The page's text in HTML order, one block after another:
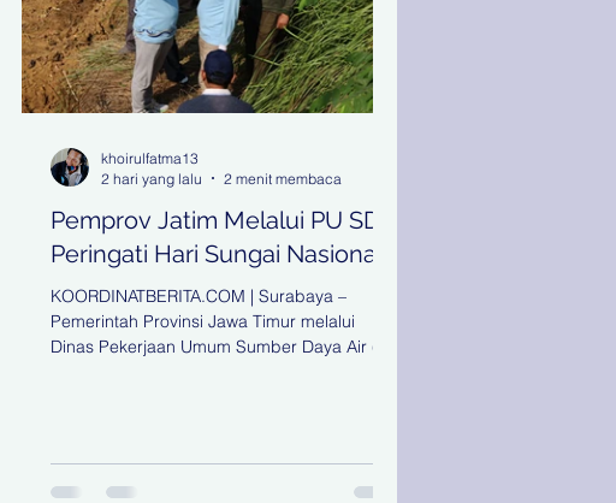
Pemprov Jatim Melalui PU SDA
Peringati Hari Sungai Nasional
KOORDINATBERITA.COM | Surabaya –
Pemerintah Provinsi Jawa Timur melalui
Dinas Pekerjaan Umum Sumber Daya Air (PU
peserta tersebut dilanjutkan dengan aksi
khoirulfatma13
2 hari yang lalu
2 menit membaca